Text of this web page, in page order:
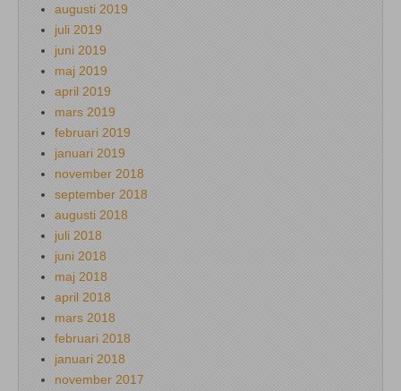
augusti 2019
juli 2019
juni 2019
maj 2019
april 2019
mars 2019
februari 2019
januari 2019
november 2018
september 2018
augusti 2018
juli 2018
juni 2018
maj 2018
april 2018
mars 2018
februari 2018
januari 2018
november 2017